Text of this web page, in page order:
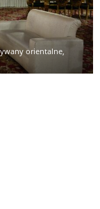
orientalne